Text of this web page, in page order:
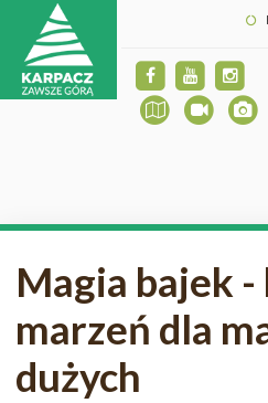
Magia bajek
marzeń dla
dużych